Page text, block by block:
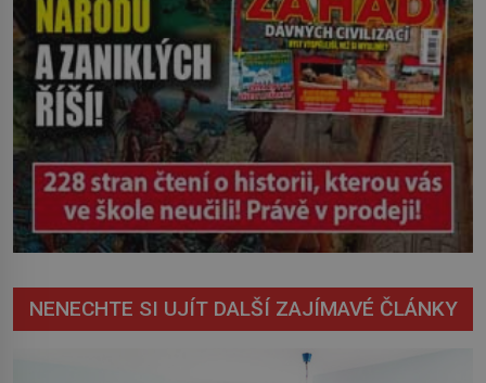
NENECHTE SI UJÍT DALŠÍ ZAJÍMAVÉ ČLÁNKY